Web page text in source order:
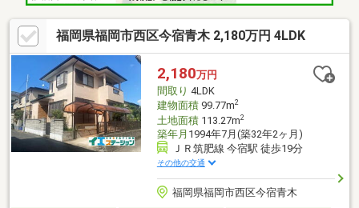
福岡県福岡市西区今宿青木 2,180万円 4LDK
2,180万円
間取り 4LDK
建物面積99.77m2
土地面積113.27m2
築年月 1994年7月(築32年2ヶ月)
ＪＲ筑肥線 今宿駅 徒歩19分
その他の交通
福岡県福岡市西区今宿青木